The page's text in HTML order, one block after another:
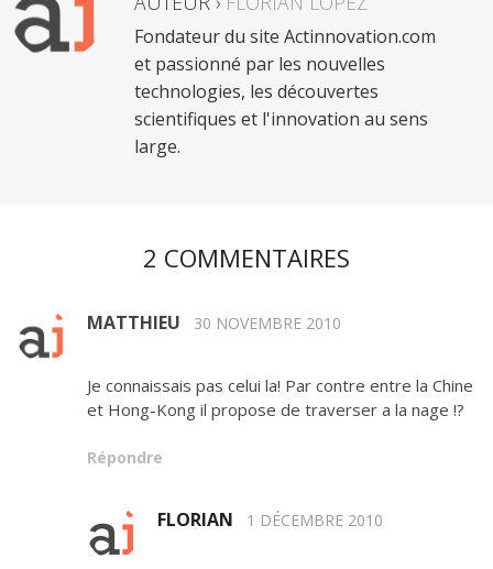
Fondateur du site Actinnovation.com
et passionné par les nouvelles
technologies, les découvertes
scientifiques et l'innovation au sens
large.
2 COMMENTAIRES
MATTHIEU 30 NOVEMBRE 2010
Je connaissais pas celui la! Par contre entre la Chine
et Hong-Kong il propose de traverser a la nage !?
Répondre
FLORIAN 1 DÉCEMBRE 2010